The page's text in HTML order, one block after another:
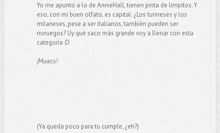
Yo me apunto a lo de AnnieHall, tienen pinta de limpitos. Y
eso, con mi buen olfato, es capital. ¿Los turineses y los
milaneses, pese a ser italianos, también pueden ser
noruegos? Uy qué saco más grande voy a llenar con esta
categoría :D
¡Muacs!
(Ya queda poco para tu cumple, ¿eh?)